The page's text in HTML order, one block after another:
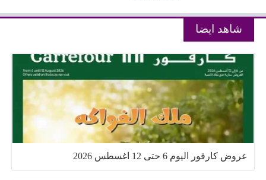
شاهد ايضا
عروض كارفور اليوم 6 حتى 12 اغسطس 2026